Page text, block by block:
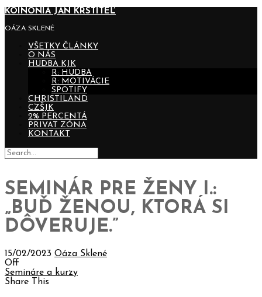
KOINONIA JÁN KRSTITEĽ
OÁZA SKLENÉ
VŠETKY ČLÁNKY
O NÁS
HUDBA KJK
R: HUDBA
R: MOTIVÁCIE
SPOTIFY
CHRISTILAND
CZŠJK
2% PERCENTÁ
PRIVAT ZÓNA
KONTAKT
SEMINÁR PRE ŽENY I.:
„BUĎ ŽENOU, KTORÁ SI
DÔVERUJE.”
15/02/2023 Oáza Sklené
Off
Semináre a kurzy
Share This